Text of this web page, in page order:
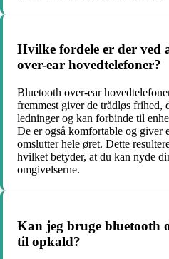
Hvilke fordele er der ved
over-ear hovedtelefoner?
Bluetooth over-ear
fremmest giver de trådløs
ledninger og kan forbinde til
De er også komfortable og giver
omslutter hele øret. Dette
hvilket betyder, at du kan nyde
omgivelserne.
Kan jeg bruge bluetooth
til opkald?